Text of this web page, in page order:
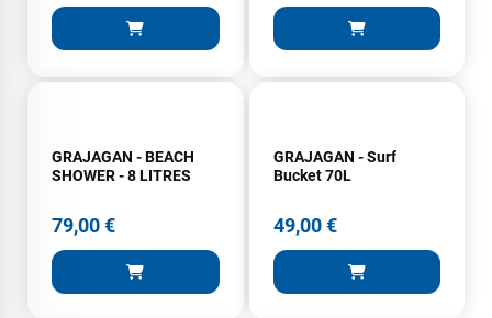
GRAJAGAN - BEACH
SHOWER - 8 LITRES
79,00 €
GRAJAGAN - Surf
Bucket 70L
49,00 €